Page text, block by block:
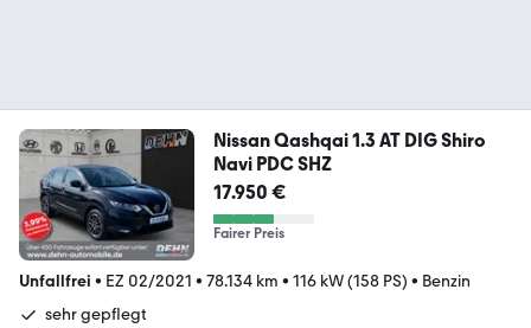
Nissan Qashqai 1.3 AT DIG Shiro
Navi PDC SHZ
17.950 €
Fairer Preis
Unfallfrei • EZ 02/2021 • 78.134 km • 116 kW (158 PS) • Benzin
sehr gepflegt